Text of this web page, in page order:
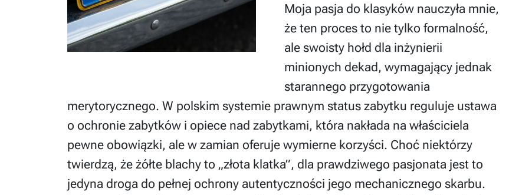
Moja pasja do klasyków nauczyła mnie,
że ten proces to nie tylko formalność,
ale swoisty hołd dla inżynierii
minionych dekad, wymagający jednak
starannego przygotowania
merytorycznego. W polskim systemie prawnym status zabytku reguluje ustawa
o ochronie zabytków i opiece nad zabytkami, która nakłada na właściciela
pewne obowiązki, ale w zamian oferuje wymierne korzyści. Choć niektórzy
twierdzą, że żółte blachy to „złota klatka”, dla prawdziwego pasjonata jest to
jedyna droga do pełnej ochrony autentyczności jego mechanicznego skarbu.